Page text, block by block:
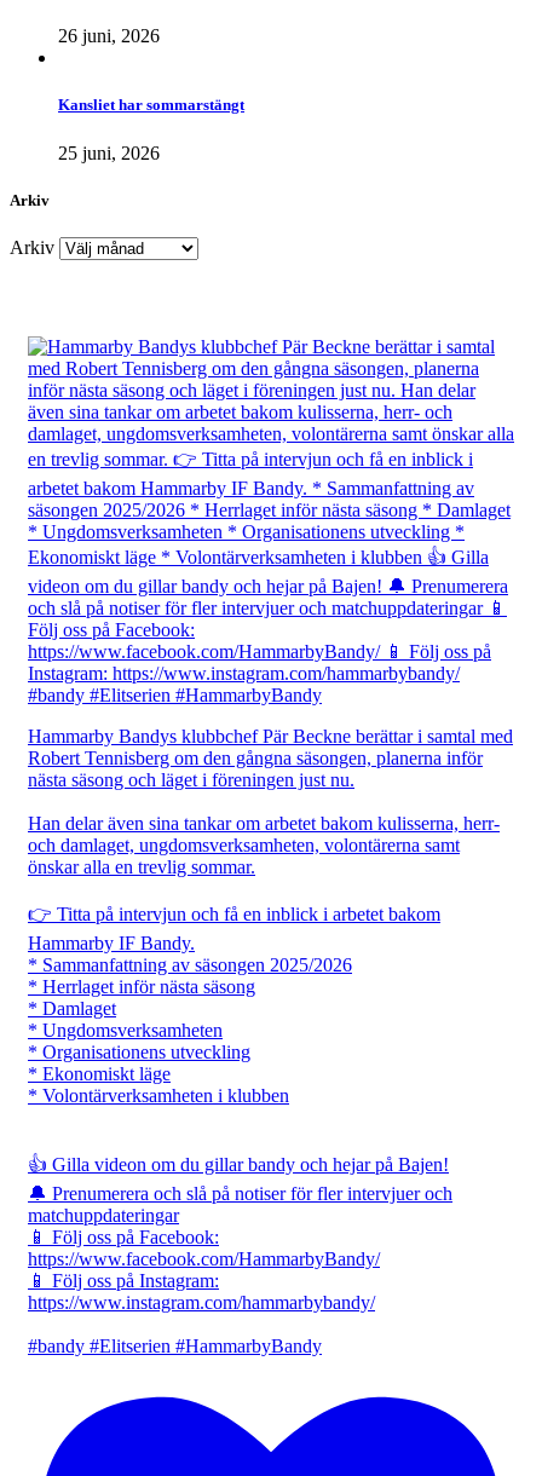
26 juni, 2026
Kansliet har sommarstängt
25 juni, 2026
Arkiv
Arkiv
Hammarby Bandys klubbchef Pär Beckne berättar i samtal med
Robert Tennisberg om den gångna säsongen, planerna inför
nästa säsong och läget i föreningen just nu.
Han delar även sina tankar om arbetet bakom kulisserna, herr-
och damlaget, ungdomsverksamheten, volontärerna samt
önskar alla en trevlig sommar.
👉 Titta på intervjun och få en inblick i arbetet bakom
Hammarby IF Bandy.
* Sammanfattning av säsongen 2025/2026
* Herrlaget inför nästa säsong
* Damlaget
* Ungdomsverksamheten
* Organisationens utveckling
* Ekonomiskt läge
* Volontärverksamheten i klubben
👍 Gilla videon om du gillar bandy och hejar på Bajen!
🔔 Prenumerera och slå på notiser för fler intervjuer och
matchuppdateringar
📱 Följ oss på Facebook:
https://www.facebook.com/HammarbyBandy/
📱 Följ oss på Instagram:
https://www.instagram.com/hammarbybandy/
#bandy #Elitserien #HammarbyBandy